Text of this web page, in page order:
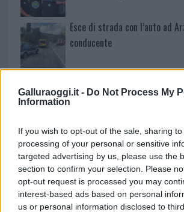
Galluraoggi.it - Do Not Process My
Information
If you wish to opt-out of the sale, sharing
processing of your personal or sensitive
targeted advertising by us, please use the
section to confirm your selection. Please
opt-out request is processed you may
interest-based ads based on personal
us or personal information disclosed to
Esce di strada con l’auto ad
conducente
Turiste si perdono a Tavolara:
del fuoco
Meteo Olbia 6 agosto,
Gallura